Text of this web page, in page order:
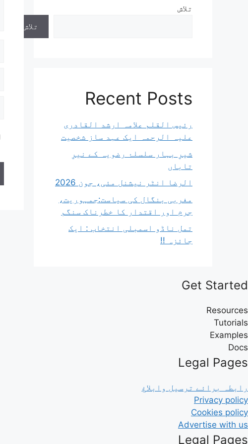
تلاش
تلاش
Recent Posts
رئیس القلم علامہ ارشد القادری
علیہ الرحمہ ایک عہد ساز شخصیت
شیرِ بہار سلسلۂ رضویہ کے نیرِ
تاباں
الرضا انٹر نیشنل مئی، جون 2026
مغربی بنگال کی سیاست:جمہوریت،
جرم اور اقتدار کا خطرناک سنگم
تمل ناڈو اسمبلی انتخاب : ایک
جائزہ !!
Get Started
Resources
Tutorials
Examples
Docs
Legal Pages
رابطہ برائے ترسیل وابلاغ
Privacy policy
Cookies policy
Advertise with us
Legal Pages